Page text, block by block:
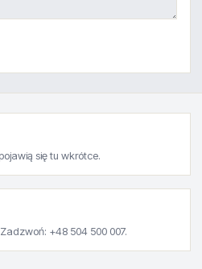
się tu wkrótce.
+48 504 500 007.